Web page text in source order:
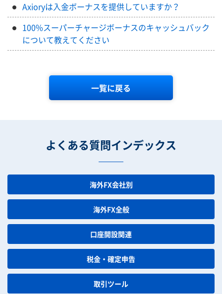
Axioryは入金ボーナスを提供していますか？
100%スーパーチャージボーナスのキャッシュバック
について教えてください
一覧に戻る
よくある質問インデックス
海外FX会社別
海外FX全般
口座開設関連
税金・確定申告
取引ツール